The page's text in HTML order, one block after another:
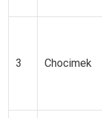
3 Chocimek